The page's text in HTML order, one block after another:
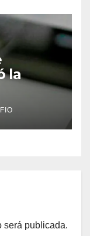
la
será publicada.